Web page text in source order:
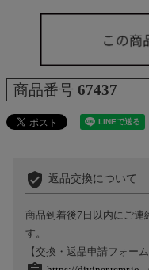
商品番号 67437
verified_user 返品交換について
商品到着後7日以内にご連
す。
【交換・返品申請フォーム